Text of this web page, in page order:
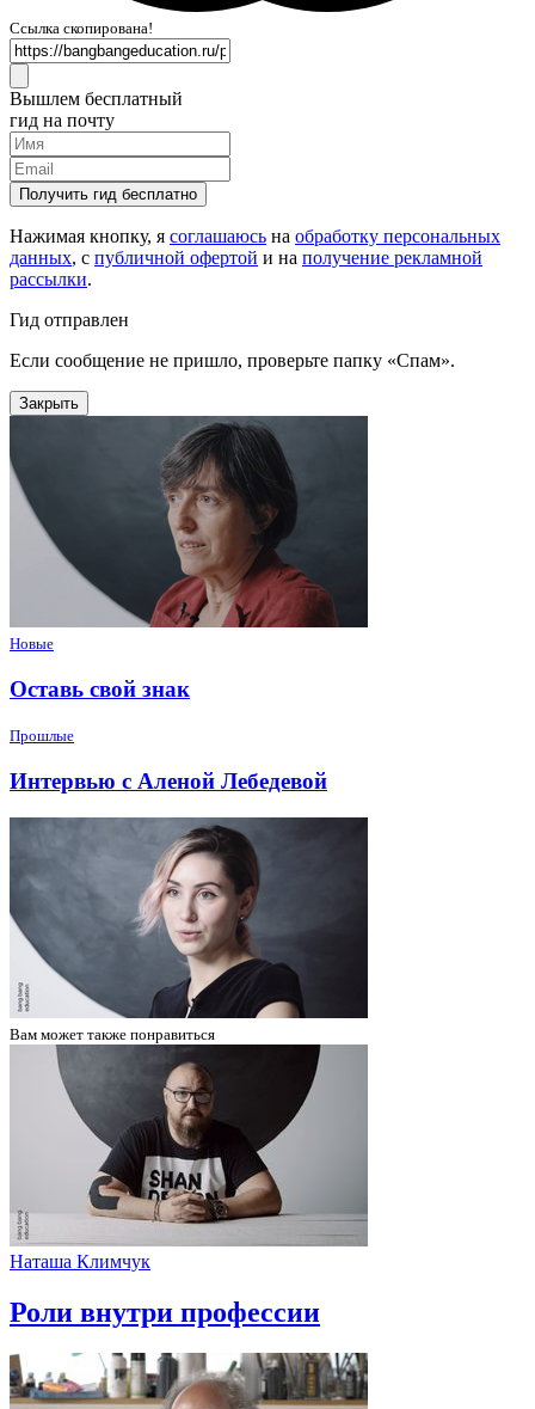
Ссылка скопирована!
Вышлем бесплатный
гид на почту
Получить гид бесплатно
Нажимая кнопку, я соглашаюсь на обработку персональных
данных, с публичной офертой и на получение рекламной
рассылки.
Гид отправлен
Если сообщение не пришло, проверьте папку «Спам».
Закрыть
Новые
Оставь свой знак
Прошлые
Интервью с Аленой Лебедевой
Вам может также понравиться
Наташа Климчук
Роли внутри профессии